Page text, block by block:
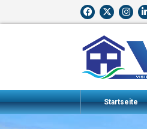
Startseite